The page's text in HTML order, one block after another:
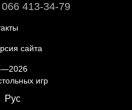
066 413-34-79
сайта
игр
Рус